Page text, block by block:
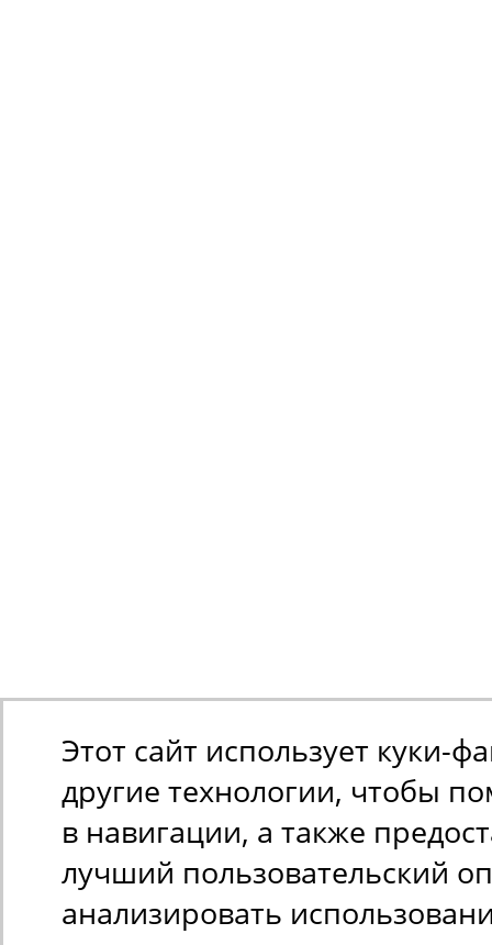
Этот сайт использует куки-
другие технологии, чтобы
в навигации, а также
лучший пользовательский
анализировать